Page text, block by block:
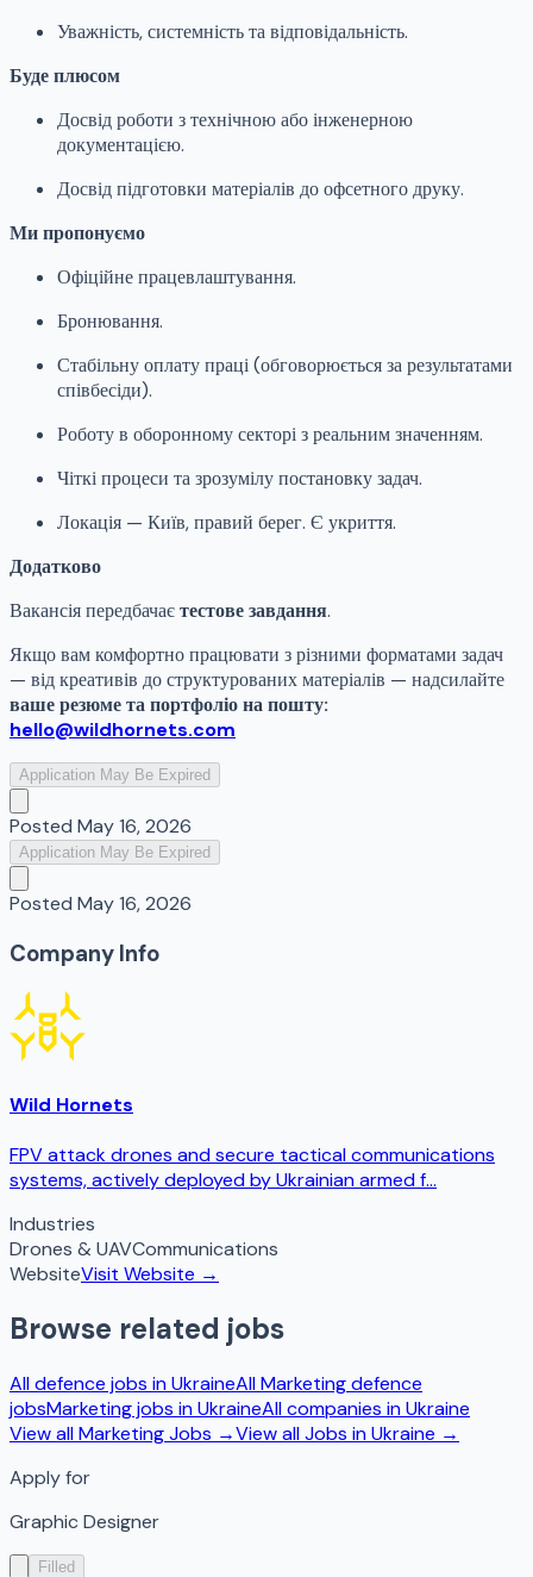
Уважність, системність та відповідальність.
Буде плюсом
Досвід роботи з технічною або інженерною
документацією.
Досвід підготовки матеріалів до офсетного друку.
Ми пропонуємо
Офіційне працевлаштування.
Бронювання.
Стабільну оплату праці (обговорюється за результатами
співбесіди).
Роботу в оборонному секторі з реальним значенням.
Чіткі процеси та зрозумілу постановку задач.
Локація — Київ, правий берег. Є укриття.
Додатково
Вакансія передбачаєтестове завдання.
Якщо вам комфортно працювати з різними форматами задач
— від креативів до структурованих матеріалів — надсилайте
ваше резюме та портфоліо на пошту:
hello@wildhornets.com
Application May Be Expired
Posted May 16, 2026
Application May Be Expired
Posted May 16, 2026
Company Info
Wild Hornets
FPV attack drones and secure tactical communications
systems, actively deployed by Ukrainian armed f...
Industries
Drones & UAVCommunications
WebsiteVisit Website →
Browse related jobs
All defence jobs inUkraineAllMarketingdefence
jobsMarketingjobs inUkraineAll companies inUkraine
View allMarketingJobs →View all Jobs inUkraine →
Apply for
Graphic Designer
Filled